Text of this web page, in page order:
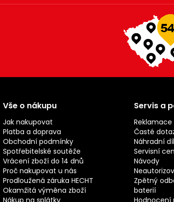
Vše o nákupu
Jak nakupovat
Platba a doprava
Obchodní podmínky
Spotřebitelské soutěže
Vrácení zboží do 14 dnů
Proč nakupovat u nás
Prodloužená záruka HECHT
Okamžitá výměna zboží
Nákup na splátky
Servis a
Reklamace
Časté
Náhradní
Servisní
Návody
Zpětný
baterií
Hodnocení